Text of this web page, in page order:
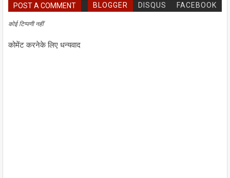
POST A COMMENT BLOGGER DISQUS FACEBOOK
कोई टिप्पणी नहीं
कोमेंट करनेके लिए धन्यवाद